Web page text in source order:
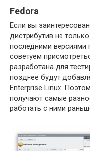
Fedora
Если вы
дистрибутив не
последними версиями
советуем
разработана для
позднее будут
Enterprise Linux.
получают самые
работать с ними